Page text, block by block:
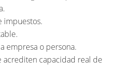
impuestos.
empresa o persona.
acrediten capacidad real de